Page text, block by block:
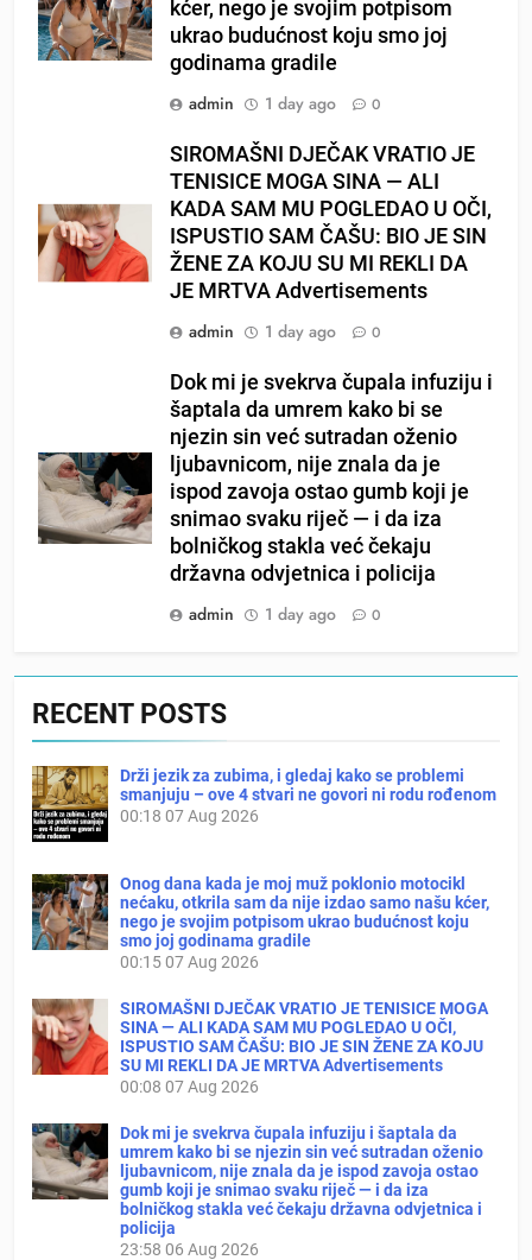
kćer, nego je svojim potpisom
ukrao budućnost koju smo joj
godinama gradile
admin
1 day ago 0
SIROMAŠNI DJEČAK VRATIO JE
TENISICE MOGA SINA — ALI
KADA SAM MU POGLEDAO U OČI,
ISPUSTIO SAM ČAŠU: BIO JE SIN
ŽENE ZA KOJU SU MI REKLI DA
JE MRTVA Advertisements
admin
1 day ago 0
Dok mi je svekrva čupala infuziju i
šaptala da umrem kako bi se
njezin sin već sutradan oženio
ljubavnicom, nije znala da je
ispod zavoja ostao gumb koji je
snimao svaku riječ — i da iza
bolničkog stakla već čekaju
državna odvjetnica i policija
admin
1 day ago 0
RECENT POSTS
Drži jezik za zubima, i gledaj kako se problemi
smanjuju – ove 4 stvari ne govori ni rodu rođenom
00:18 07 Aug 2026
Onog dana kada je moj muž poklonio motocikl
nećaku, otkrila sam da nije izdao samo našu kćer,
nego je svojim potpisom ukrao budućnost koju
smo joj godinama gradile
00:1507 Aug 2026
SIROMAŠNI DJEČAK VRATIO JE TENISICE MOGA
SINA — ALI KADA SAM MU POGLEDAO U OČI,
ISPUSTIO SAM ČAŠU: BIO JE SIN ŽENE ZA KOJU
SU MI REKLI DA JE MRTVA Advertisements
00:08 07 Aug 2026
Dok mi je svekrva čupala infuziju i šaptala da
umrem kako bi se njezin sin već sutradan oženio
ljubavnicom, nije znala da je ispod zavoja ostao
gumb koji je snimao svaku riječ — i da iza
bolničkog stakla već čekaju državna odvjetnica i
policija
23:58 06 Aug 2026